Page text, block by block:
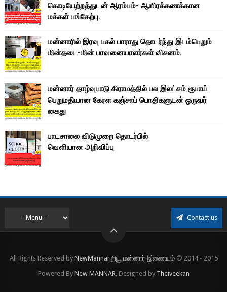
கொடியேற்றத்துடன் ஆரம்பம்- ஆயிரக்கணக்கான
மக்கள் பங்கேற்பு.
மன்னாரில் இரவு பகல் பாராது தொடர்ந்து இடம்பெறும்
மின்தடை-மின் பாவனையாளர்கள் விசனம்.
மன்னார் தாழ்வுபாடு கிராமத்தில் பல இலட்சம் ரூபாய்
பெறுமதியான கேரள கஞ்சாப் பொதிகளுடன் ஒருவர்
கைது
பாடசாலை விடுமுறை தொடர்பில்
வௌியான அறிவிப்பு
Contact us
All Rights Reserved by NewMannar நியூ மன்னார் இணையம் © 2014 - 2015
Powered By New MANNAR , Designed by Theiveekan